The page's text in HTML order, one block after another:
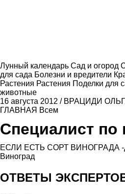
Лунный календарь Сад и огород
для сада Болезни и вредители
Растения Растения Поделки для
животные
16 августа 2012 / ВРАЦИДИ
ГЛАВНАЯ Всем
Специалист по
ЕСЛИ ЕСТЬ СОРТ ВИНОГРАДА
Виноград
ОТВЕТЫ